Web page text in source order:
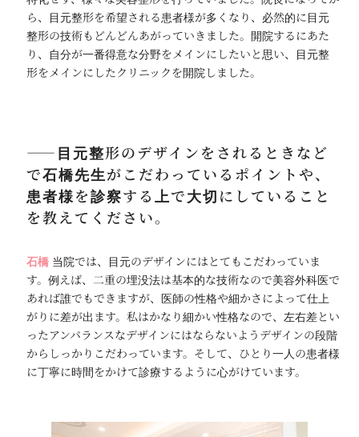
ら、目元整形を希望される患者様が多くなり、必然的に目元
整形の技術もどんどんあがっていきました。開院するにあた
り、自分が一番得意な分野をメインにしたいと思い、目元整
形をメインにしたクリニックを開院しました。
――目元整形のデザインをされるときなど
で石橋先生がこだわっているポイントや、
患者様を診察する上で大切にしていること
を教えてください。
石橋 当院では、目元のデザインにはとてもこだわっていま
す。例えば、二重の埋没法は基本的な技術なので美容外科医で
あれば誰でもできますが、医師の性格や細かさによって仕上
がりに差が出ます。私はかなり細かい性格なので、左右差とい
ったアンバランスなデザインにはならないようデザインの段階
からしっかりこだわっています。そして、ひとり一人の患者様
に丁寧に時間をかけて診療するように心がけています。